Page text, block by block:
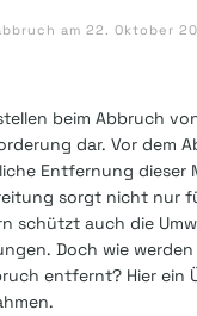
am 22. Oktober
beim Abbruch
dar. Vor dem
Entfernung dieser
sorgt nicht nur
schützt auch die
Doch wie
entfernt? Hier ein